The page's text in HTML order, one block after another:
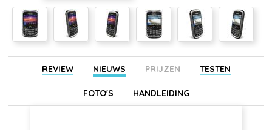
REVIEW NIEUWS PRIJZEN TESTEN
FOTO'S HANDLEIDING